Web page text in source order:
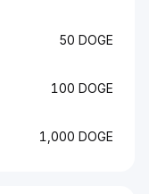
50 DOGE
100 DOGE
1,000 DOGE